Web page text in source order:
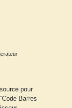
pour
Barres